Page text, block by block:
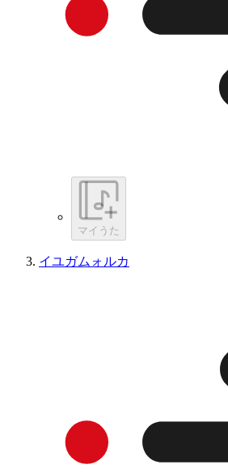
マイうた
イユガムォルカ